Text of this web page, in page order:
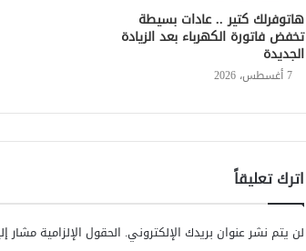
هاتوفرلك كتير .. عادات بسيطة
تخفض فاتورة الكهرباء بعد الزيادة
الجديدة
7 أغسطس، 2026
اترك تعليقاً
لن يتم نشر عنوان بريدك الإلكتروني. الحقول الإلزامية مشار